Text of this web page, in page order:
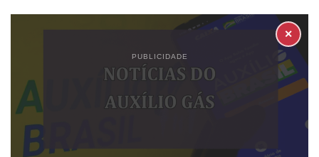
PUBLICIDADE
✕